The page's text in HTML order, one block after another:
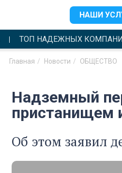
НАШИ
ТОП НАДЕЖНЫХ
Главная Новости ОБЩЕСТВО
Надземный
пристанищем
Об этом заявил